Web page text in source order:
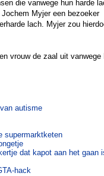
die vanwege hun harde
Myjer een bezoeker
lach. Myjer zou
vrouw de zaal uit vanwege
autisme
supermarktketen
dat kapot aan het gaan
hack